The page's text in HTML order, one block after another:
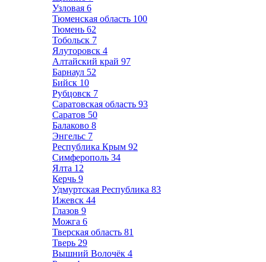
Узловая 6
Тюменская область 100
Тюмень 62
Тобольск 7
Ялуторовск 4
Алтайский край 97
Барнаул 52
Бийск 10
Рубцовск 7
Саратовская область 93
Саратов 50
Балаково 8
Энгельс 7
Республика Крым 92
Симферополь 34
Ялта 12
Керчь 9
Удмуртская Республика 83
Ижевск 44
Глазов 9
Можга 6
Тверская область 81
Тверь 29
Вышний Волочёк 4